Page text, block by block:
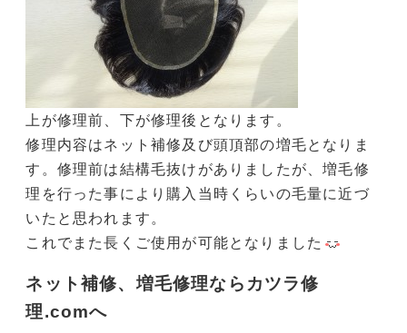
上が修理前、下が修理後となります。
修理内容はネット補修及び頭頂部の増毛となりま
す。修理前は結構毛抜けがありましたが、増毛修
理を行った事により購入当時くらいの毛量に近づ
いたと思われます。
これでまた長くご使用が可能となりました
ネット補修、増毛修理ならカツラ修
理.comへ